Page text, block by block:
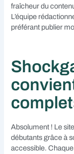
fraîcheur du
L’équipe
préférant publier
Absolument ! Le
débutants grâce à
accessible.